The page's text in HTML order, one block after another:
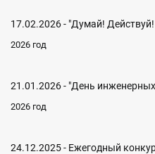
17.02.2026 - "Думай!
2026 год
21.01.2026 - "День
2026 год
24.12.2025 - Ежегодный